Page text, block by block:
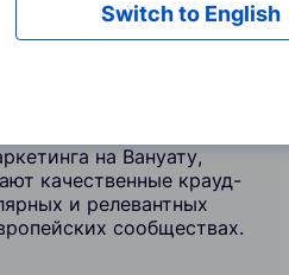
ссылки и
на Вануату
на Вануату,
качественные крауд-
и релевантных
сообществах.
Switch to English